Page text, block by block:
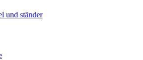
und ständer